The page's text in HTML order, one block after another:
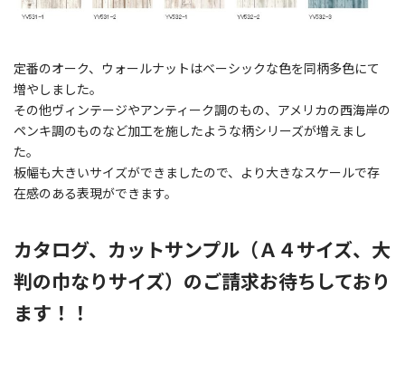
定番のオーク、ウォールナットはベーシックな色を同柄多色にて
増やしました。
その他ヴィンテージやアンティーク調のもの、アメリカの西海岸の
ペンキ調のものなど加工を施したような柄シリーズが増えまし
た。
板幅も大きいサイズができましたので、より大きなスケールで存
在感のある表現ができます。
カタログ、カットサンプル（Ａ４サイズ、大
判の巾なりサイズ）のご請求お待ちしており
ます！！